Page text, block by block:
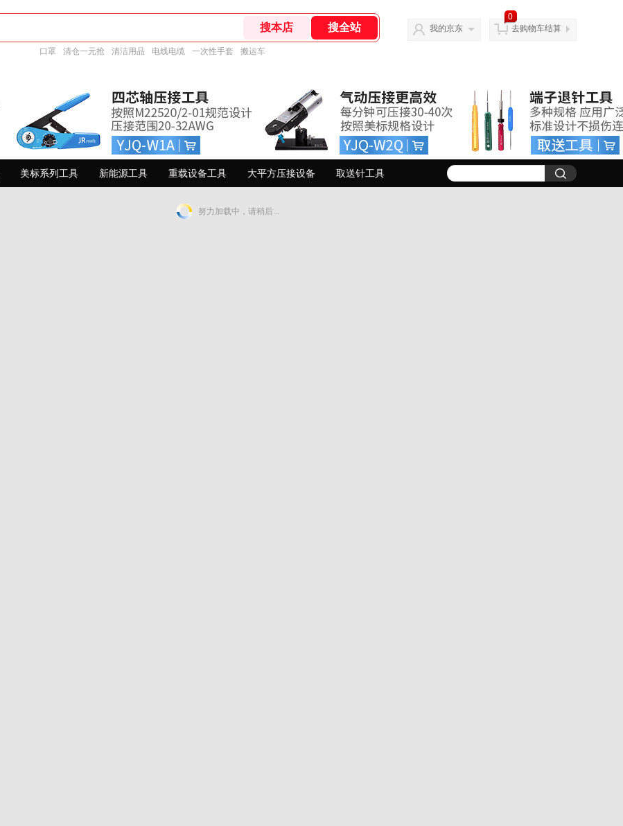
口罩 清仓一元抢 清洁用品 电线电缆 一次性手套 搬运车
我的京东
0
去购物车结算
美标系列工具 新能源工具 重载设备工具 大平方压接设备 取送针工具
努力加载中，请稍后...